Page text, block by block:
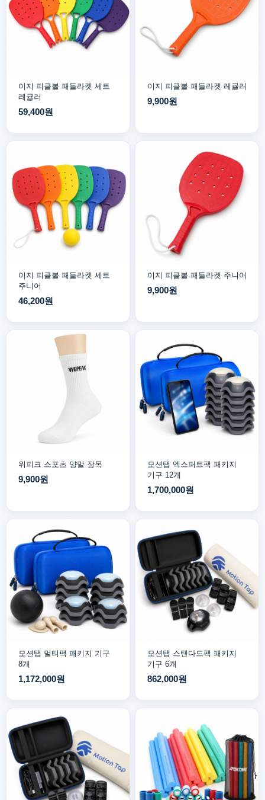
이지 피클볼 패들라켓 세트
레귤러
59,400원
이지 피클볼 패들라켓 레귤러
9,900원
이지 피클볼 패들라켓 세트
주니어
46,200원
이지 피클볼 패들라켓 주니어
9,900원
위피크 스포츠 양말 장목
9,900원
모션탭 엑스퍼트팩 패키지
기구 12개
1,700,000원
모션탭 멀티팩 패키지 기구
8개
1,172,000원
모션탭 스탠다드팩 패키지
기구 6개
862,000원